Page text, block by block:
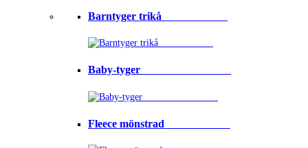
Barntyger trikå⠀⠀⠀⠀⠀⠀⠀⠀
Baby-tyger⠀⠀⠀⠀⠀⠀⠀⠀⠀⠀⠀
Fleece mönstrad⠀⠀⠀⠀⠀⠀⠀⠀